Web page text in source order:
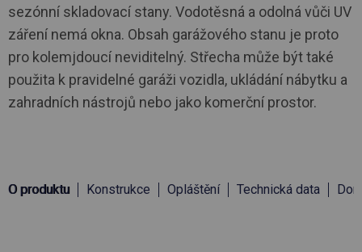
sezónní skladovací stany. Vodotěsná a odolná vůči UV
záření nemá okna. Obsah garážového stanu je proto
pro kolemjdoucí neviditelný. Střecha může být také
použita k pravidelné garáži vozidla, ukládání nábytku a
zahradních nástrojů nebo jako komerční prostor.
O produktu Konstrukce Opláštění Technická data